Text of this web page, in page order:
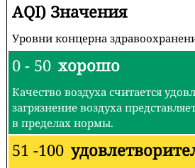
AQI) Значения
Уровни концерна
0 - 50 хорошо
Качество воздуха считается
загрязнение воздуха
в пределах нормы.
51 -100